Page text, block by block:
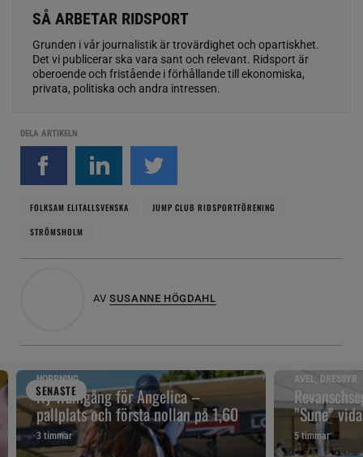
SÅ ARBETAR RIDSPORT
Grunden i vår journalistik är trovärdighet och opartiskhet.
Det vi publicerar ska vara sant och relevant. Ridsport är
oberoende och fristående i förhållande till ekonomiska,
privata, politiska och andra intressen.
DELA ARTIKELN
FOLKSAM ELITALLSVENSKA
JUMP CLUB RIDSPORTFÖRENING
STRÖMSHOLM
AV SUSANNE HÖGDAHL
SENASTE
HOPPNING
Ny framgång för Angelica –
pallplats och första nollan på 1,60
3 timmar
AVEL, DRESSYR
”Sune”
5 timmar